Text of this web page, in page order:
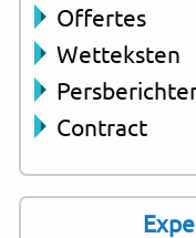
Offertes
Wetteksten
Contract